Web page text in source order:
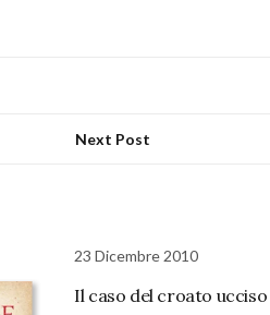
Next Post
23 Dicembre 2010
Il caso del croato ucciso